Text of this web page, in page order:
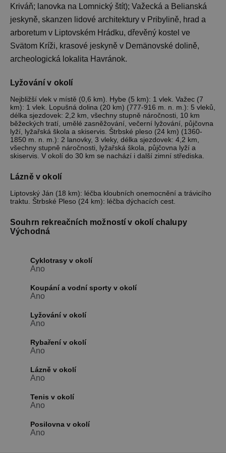
Kriváň; lanovka na Lomnický štít); Važecká a Belianská
jeskyně, skanzen lidové architektury v Pribylině, hrad a
arboretum v Liptovském Hrádku, dřevěný kostel ve
Svätom Kríži, krasové jeskyně v Demänovské dolině,
archeologická lokalita Havránok.
Lyžování v okolí
Nejbližší vlek v místě (0,6 km). Hybe (5 km): 1 vlek. Važec (7
km): 1 vlek. Lopušná dolina (20 km) (777-916 m. n. m.): 5 vleků,
délka sjezdovek: 2,2 km, všechny stupně náročnosti, 10 km
běžeckých tratí, umělé zasněžování, večerní lyžování, půjčovna
lyží, lyžařská škola a skiservis. Štrbské pleso (24 km) (1360-
1850 m. n. m.): 2 lanovky, 3 vleky, délka sjezdovek: 4,2 km,
všechny stupně náročnosti, lyžařská škola, půjčovna lyží a
skiservis. V okolí do 30 km se nachází i další zimní střediska.
Lázně v okolí
Liptovský Ján (18 km): léčba kloubních onemocnění a trávicího
traktu. Štrbské Pleso (24 km): léčba dýchacích cest.
Souhrn rekreačních možností v okolí chalupy
Východná
Cyklotrasy v okolí
Ano
Koupání a vodní sporty v okolí
Ano
Lyžování v okolí
Ano
Rybaření v okolí
Ano
Lázně v okolí
Ano
Tenis v okolí
Ano
Posilovna v okolí
Ano
Nezbytně nutné soubory
Výkonové soubory
Soubory cílení
Funkční soubory
Nezařazené soubory
Nezbytně nutné soubory cookie umožňují
přihlášení uživatele a správa účtu. Webové
stránky nelze bez nezbytně nutných souborů
cookie správně používat.
Název
Provider/
Doména
Vyprší Popis
PHPSESSID
PHP.net
www.chaty-
Zavřením
prohlížeče
Cookie
generovaný
univerzální